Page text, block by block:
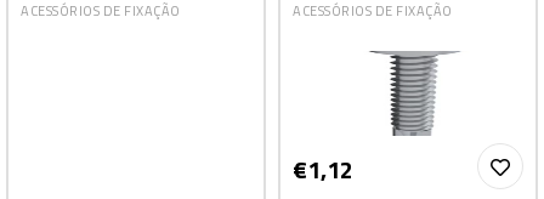
ACESSÓRIOS DE FIXAÇÃO ACESSÓRIOS DE FIXAÇÃO
€1,12